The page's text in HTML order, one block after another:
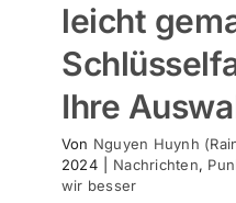
leicht
Ihre
Von Nguyen Huynh
2024
Nachrichten,
wir besser